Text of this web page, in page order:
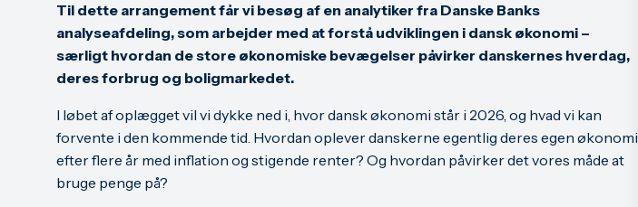
Til dette arrangement får vi besøg af en analytiker fra Danske Banks
analyseafdeling, som arbejder med at forstå udviklingen i dansk økonomi –
særligt hvordan de store økonomiske bevægelser påvirker danskernes hverdag,
deres forbrug og boligmarkedet.
I løbet af oplægget vil vi dykke ned i, hvor dansk økonomi står i 2026, og hvad vi kan
forvente i den kommende tid. Hvordan oplever danskerne egentlig deres egen økonomi
efter flere år med inflation og stigende renter? Og hvordan påvirker det vores måde at
bruge penge på?